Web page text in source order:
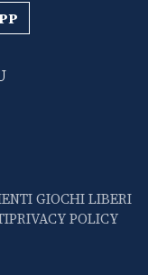
GIOCHI LIBERI
PRIVACY POLICY